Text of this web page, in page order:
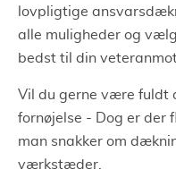
lovpligtige
alle muligheder og
bedst til din
Vil du gerne være fuldt
fornøjelse - Dog er der
man snakker om
værkstæder.